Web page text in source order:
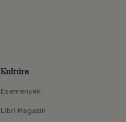
Kultúra
Események
Libri Magazin